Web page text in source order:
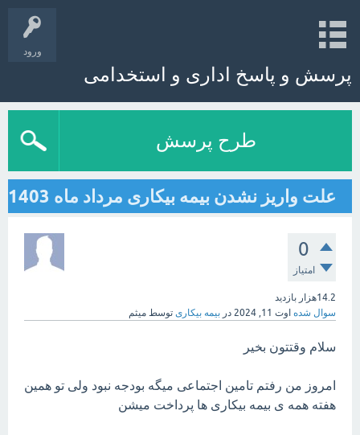
ورود
پرسش و پاسخ اداری و استخدامی
طرح پرسش
علت واریز نشدن بیمه بیکاری مرداد ماه 1403
0
امتیاز
14.2هزار
بازدید
سوال شده اوت 11, 2024 در بیمه بیکاری توسط میثم
سلام وقتتون بخیر
امروز من رفتم تامین اجتماعی میگه بودجه نبود ولی تو همین
هفته همه ی بیمه بیکاری ها پرداخت میشن